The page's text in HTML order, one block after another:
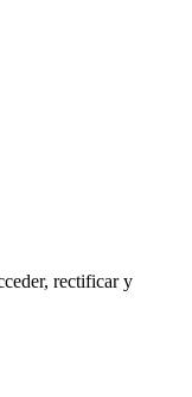
rectificar y